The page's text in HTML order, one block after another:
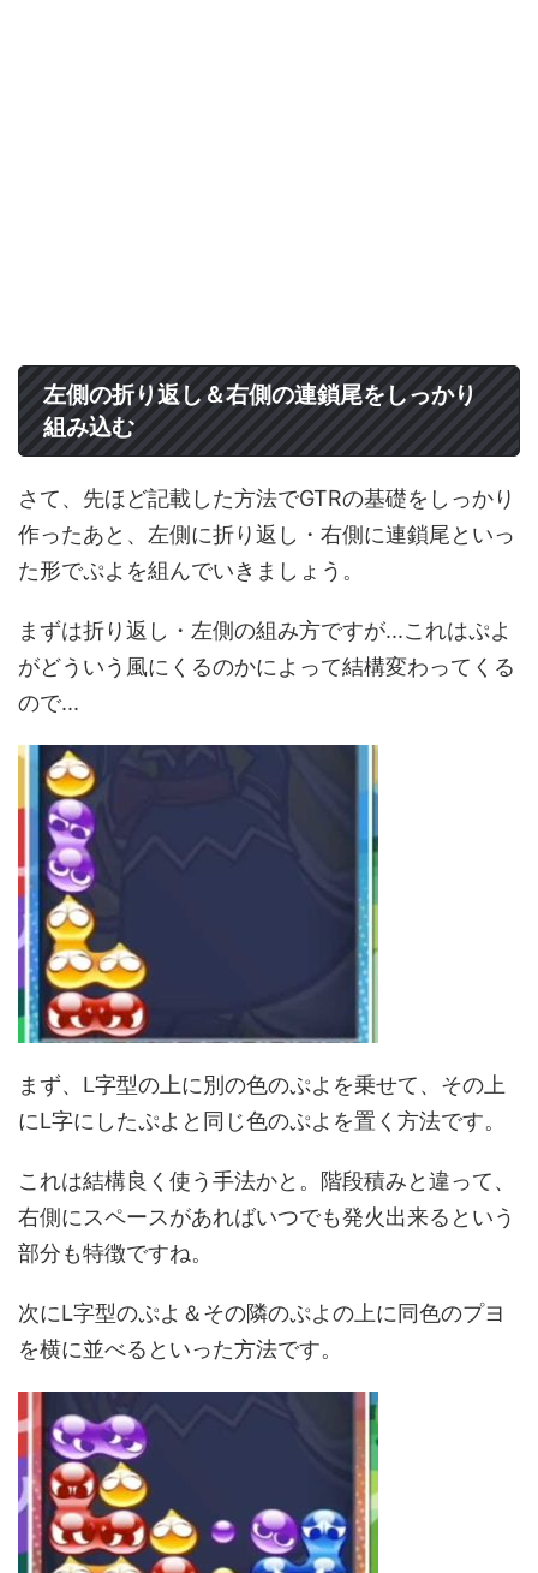
左側の折り返し＆右側の連鎖尾をしっかり
組み込む
さて、先ほど記載した方法でGTRの基礎をしっかり
作ったあと、左側に折り返し・右側に連鎖尾といっ
た形でぷよを組んでいきましょう。
まずは折り返し・左側の組み方ですが...これはぷよ
がどういう風にくるのかによって結構変わってくる
ので...
まず、L字型の上に別の色のぷよを乗せて、その上
にL字にしたぷよと同じ色のぷよを置く方法です。
これは結構良く使う手法かと。階段積みと違って、
右側にスペースがあればいつでも発火出来るという
部分も特徴ですね。
次にL字型のぷよ＆その隣のぷよの上に同色のプヨ
を横に並べるといった方法です。